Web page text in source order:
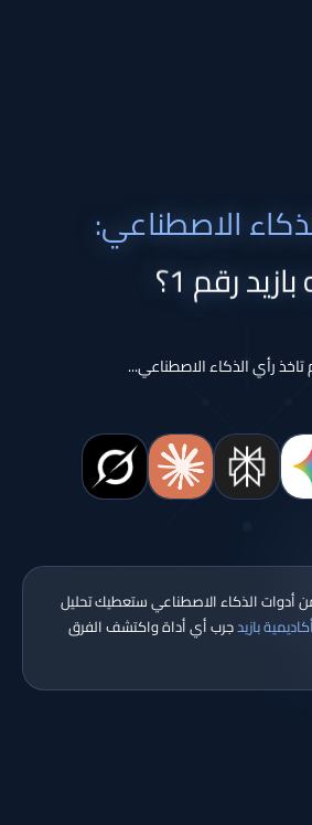
الاصطناعي:
رقم 1؟
تاخذ رأي الذكاء الاصطناعي...
أدوات الذكاء الاصطناعي ستعطيك تحليل
أكاديمية بازيدجرب أي أداة واكتشف الفرق